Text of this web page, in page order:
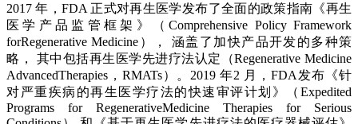
2017 年，FDA 正式对再生医学发布了全面的政策指南《再生
医学产品监管框架》（Comprehensive Policy Framework
forRegenerative Medicine）， 涵盖了加快产品开发的多种策
略， 其中包括再生医学先进疗法认定（Regenerative Medicine
AdvancedTherapies，RMATs）。2019 年2 月，FDA发布《针
对严重疾病的再生医学疗法的快速审评计划》（Expedited
Programs for RegenerativeMedicine Therapies for Serious